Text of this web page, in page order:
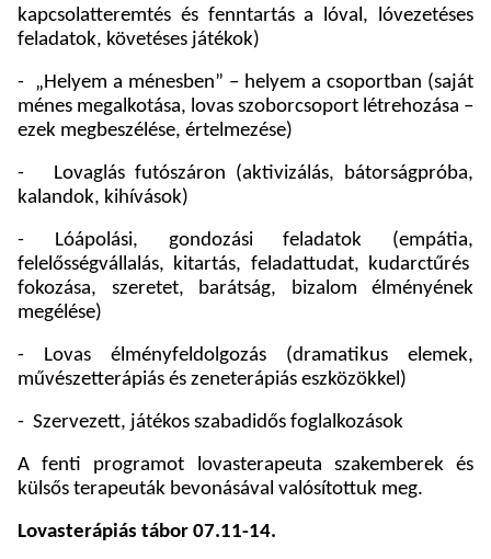
kapcsolatteremtés és fenntartás a lóval, lóvezetéses
feladatok, követéses játékok)
- „Helyem a ménesben” – helyem a csoportban (saját
ménes megalkotása, lovas szoborcsoport létrehozása –
ezek megbeszélése, értelmezése)
-
Lovaglás futószáron (aktivizálás, bátorságpróba,
kalandok, kihívások)
- Lóápolási, gondozási feladatok (empátia,
felelősségvállalás, kitartás, feladattudat, kudarctűrés
fokozása, szeretet, barátság, bizalom élményének
megélése)
- Lovas élményfeldolgozás (dramatikus elemek,
művészetterápiás és zeneterápiás eszközökkel)
- Szervezett, játékos szabadidős foglalkozások
A fenti programot lovasterapeuta szakemberek és
külsős terapeuták bevonásával valósítottuk meg.
Lovasterápiás tábor 07.11-14.